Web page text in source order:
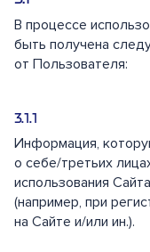
В процессе
быть получена
от Пользователя:
Информация,
о себе/третьих
использования
(например, при
на Сайте и/или ин.).